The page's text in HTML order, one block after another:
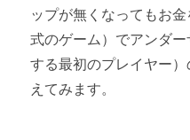
ップが無くなってもお
式のゲーム）でアンダ
する最初のプレイヤー
えてみます。